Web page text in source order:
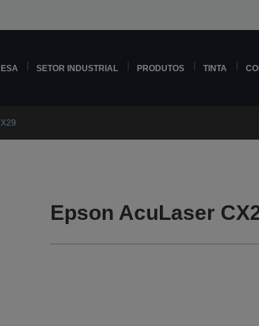
SETOR INDUSTRIAL PRODUTOS TINTA
Epson AcuLaser